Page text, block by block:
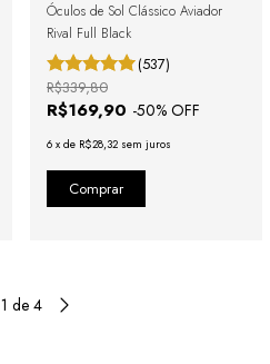
Óculos de Sol Clássico Aviador
Rival Full Black
(537)
R$169,90 -50% OFF
R$339,80
6 x de R$28,32 sem juros
1 de 4